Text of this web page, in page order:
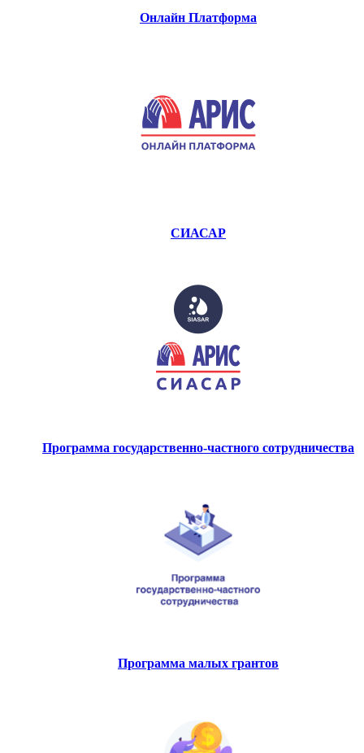
Онлайн Платформа
СИАСАР
Программа государственно-частного сотрудничества
Программа малых грантов